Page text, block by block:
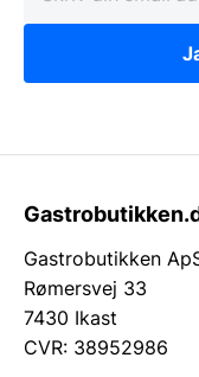
Gastrobutikken
Rømersvej 33
7430 Ikast
CVR: 38952986